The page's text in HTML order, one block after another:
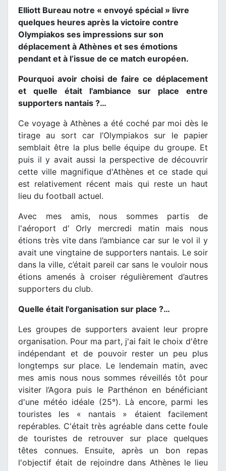
Elliott Bureau notre « envoyé spécial » livre
quelques heures après la victoire contre
Olympiakos ses impressions sur son
déplacement à Athènes et ses émotions
pendant et à l’issue de ce match européen.
Pourquoi avoir choisi de faire ce déplacement
et quelle était l'ambiance sur place entre
supporters nantais ?…
Ce voyage à Athènes a été coché par moi dès le
tirage au sort car l’Olympiakos sur le papier
semblait être la plus belle équipe du groupe. Et
puis il y avait aussi la perspective de découvrir
cette ville magnifique d'Athènes et ce stade qui
est relativement récent mais qui reste un haut
lieu du football actuel.
Avec mes amis, nous sommes partis de
l'aéroport d' Orly mercredi matin mais nous
étions très vite dans l’ambiance car sur le vol il y
avait une vingtaine de supporters nantais. Le soir
dans la ville, c’était pareil car sans le vouloir nous
étions amenés à croiser régulièrement d’autres
supporters du club.
Quelle était l'organisation sur place ?…
Les groupes de supporters avaient leur propre
organisation. Pour ma part, j'ai fait le choix d'être
indépendant et de pouvoir rester un peu plus
longtemps sur place. Le lendemain matin, avec
mes amis nous nous sommes réveillés tôt pour
visiter l’Agora puis le Parthénon en bénéficiant
d'une météo idéale (25°). Là encore, parmi les
touristes les « nantais » étaient facilement
repérables. C'était très agréable dans cette foule
de touristes de retrouver sur place quelques
têtes connues. Ensuite, après un bon repas
l'objectif était de rejoindre dans Athènes le lieu